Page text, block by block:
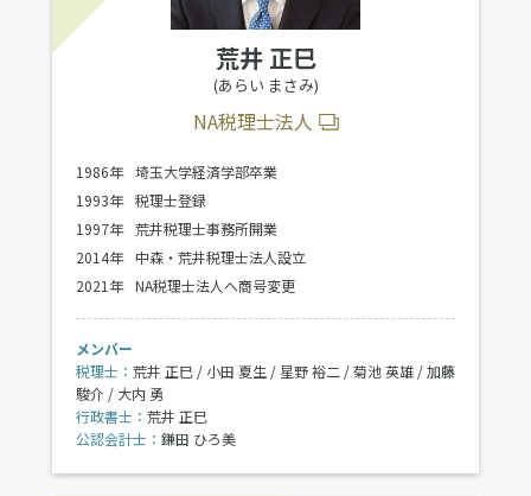
荒井 正巳
(あらい まさみ)
NA税理士法人
1986年 埼玉大学経済学部卒業
1993年 税理士登録
1997年 荒井税理士事務所開業
2014年
中森・荒井税理士法人設立
2021年 NA税理士法人へ商号変更
メンバー
税理士： 荒井 正巳 / 小田 夏生 / 星野 裕二 / 菊池 英雄 / 加藤
駿介 / 大内 勇
行政書士： 荒井 正巳
公認会計士： 鎌田 ひろ美